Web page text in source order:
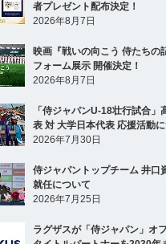
者プレゼント配布決定！
2026年8月7日
映画『戦いの向こう 侍たちの
フォーム展示 開催決定！
2026年8月7日
「侍ジャパンU-18壮行試合」
表 対 大学日本代表 応援活動
2026年7月30日
侍ジャパントップチーム 井口
就任について
2026年7月25日
ラグザスが「侍ジャパン」オ